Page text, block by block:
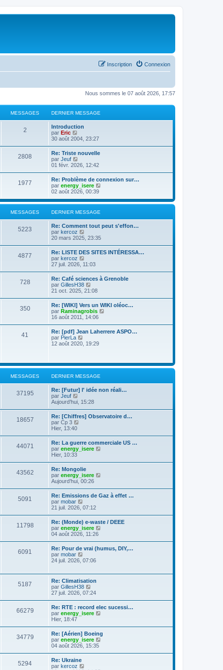
Connexion
Inscription
Nous sommes le 07 août 2026, 17:57
MESSAGES DERNIER MESSAGE
2
Introduction
par Eric
o
u
l
t
e
r
l
e
d
e
r
n
i
e
r
m
e
s
s
a
30 août 2004, 23:27
2808
Re: Triste nouvelle
par Jeuf
o
u
l
t
e
r
l
e
d
e
r
i
e
r
m
e
s
s
a
e
01 févr. 2026, 12:42
1977
Re: Problème de connexion sur…
par energy_isere
s
t
e
e
d
i
e
e
s
s
02 août 2026, 00:39
MESSAGES DERNIER MESSAGE
5223
Re: Comment tout peut s'effon…
par kercoz
o
s
u
l
t
e
r
e
d
e
r
n
i
e
r
e
a
g
e
20 mars 2025, 23:35
4877
Re: LISTE DES SITES INTÉRESSA…
par kercoz
o
u
l
t
e
r
l
e
d
e
r
n
m
s
s
a
e
27 juil. 2026, 11:03
728
Re: Café sciences à Grenoble
par GillesH38
o
u
l
t
e
r
e
r
n
i
e
r
m
s
s
a
21 oct. 2025, 21:08
350
Re: [WIKI] Vers un WIKI oléoc…
par Raminagrobis
u
l
e
e
r
r
m
s
a
16 août 2011, 14:06
41
Re: [pdf] Jean Laherrere ASPO…
par PierLa
o
l
e
r
l
d
e
r
n
r
m
e
s
a
g
e
12 août 2020, 19:29
MESSAGES DERNIER MESSAGE
37195
Re: [Futur] l' idée non réali…
par Jeuf
o
u
l
e
r
l
d
e
r
n
i
e
r
m
e
s
s
a
g
Aujourd’hui, 15:28
18657
Re: [Chiffres] Observatoire d…
par Cp 3
u
l
e
r
e
d
e
r
n
i
e
r
m
e
s
s
a
g
e
Hier, 13:40
44071
Re: La guerre commerciale US …
par energy_isere
e
r
d
e
r
e
r
s
Hier, 10:33
43562
Re: Mongolie
par energy_isere
s
u
e
r
d
e
r
r
s
a
Aujourd’hui, 00:26
5091
Re: Emissions de Gaz à effet …
par mobar
o
u
l
t
e
r
e
e
r
n
i
e
r
m
e
s
a
g
e
21 juil. 2026, 07:12
11798
Re: (Monde) e-waste / DEEE
par energy_isere
u
r
e
r
n
r
m
s
04 août 2026, 11:26
6091
Re: Pour de vrai (humus, DIY,…
par mobar
o
l
t
e
r
l
e
e
r
n
i
e
r
e
24 juil. 2026, 07:06
5187
Re: Climatisation
par GillesH38
o
s
u
l
e
r
l
e
d
27 juil. 2026, 07:24
66279
Re: RTE : record elec sucessi…
par energy_isere
u
e
Hier, 18:47
34779
Re: [Aérien] Boeing
par energy_isere
04 août 2026, 15:35
5294
Re: Ukraine
par kercoz